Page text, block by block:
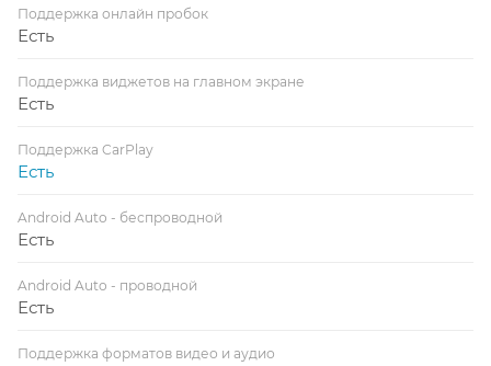
Поддержка онлайн пробок
Есть
Поддержка виджетов на главном экране
Есть
Поддержка CarPlay
Есть
Android Auto - беспроводной
Есть
Android Auto - проводной
Есть
Поддержка форматов видео и аудио